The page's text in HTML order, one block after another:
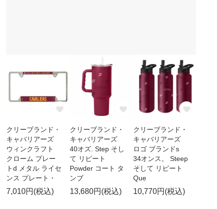
クリーブランド・
キャバリアーズ
ウィンクラフト
クローム プレー
トd メタル ライセ
ンス プレート・
7,010円(税込)
クリーブランド・
キャバリアーズ
40オズ. Step そし
て リピート
Powder コート タ
ンブ
13,680円(税込)
クリーブランド・
キャバリアーズ
ロゴ ブランドs
34オンス。 Steep
そして リピート
Que
10,770円(税込)